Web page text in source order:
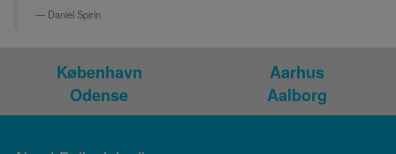
Daniel Spirin
København
Aarhus
Odense
Aalborg